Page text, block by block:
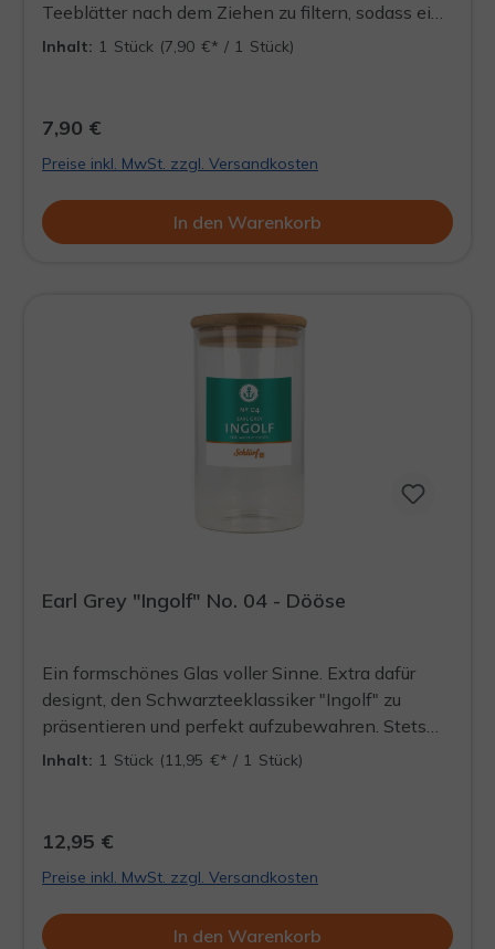
Teeblätter nach dem Ziehen zu filtern, sodass eine
klare, rückstandsfreie Tasse Tee entsteht. Dieses
Inhalt: 1 Stück (7,90 €* / 1 Stück)
7,90 €
Preise inkl. MwSt. zzgl. Versandkosten
In den Warenkorb
Earl Grey "Ingolf" No. 04 - Dööse
Ein formschönes Glas voller Sinne. Extra dafür
designt, den Schwarzteeklassiker "Ingolf" zu
präsentieren und perfekt aufzubewahren. Stets
ein Blickfang und die Quelle für ein aufregendes
AUSGELIEFERT
Inhalt: 1 Stück (11,95 €* / 1 Stück)
12,95 €
Preise inkl. MwSt. zzgl. Versandkosten
In den Warenkorb